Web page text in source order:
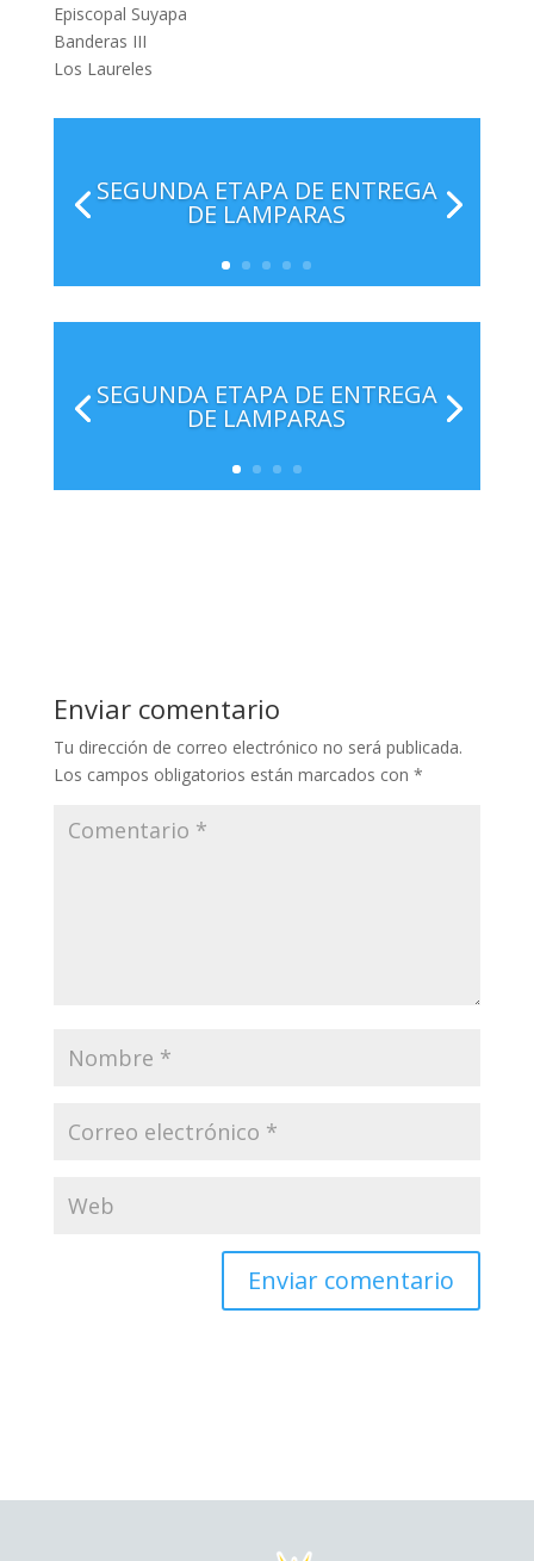
Episcopal Suyapa
Banderas III
Los Laureles
SEGUNDA ETAPA DE ENTREGA
DE LAMPARAS
SEGUNDA ETAPA DE ENTREGA
DE LAMPARAS
Enviar comentario
Tu dirección de correo electrónico no será publicada.
Los campos obligatorios están marcados con *